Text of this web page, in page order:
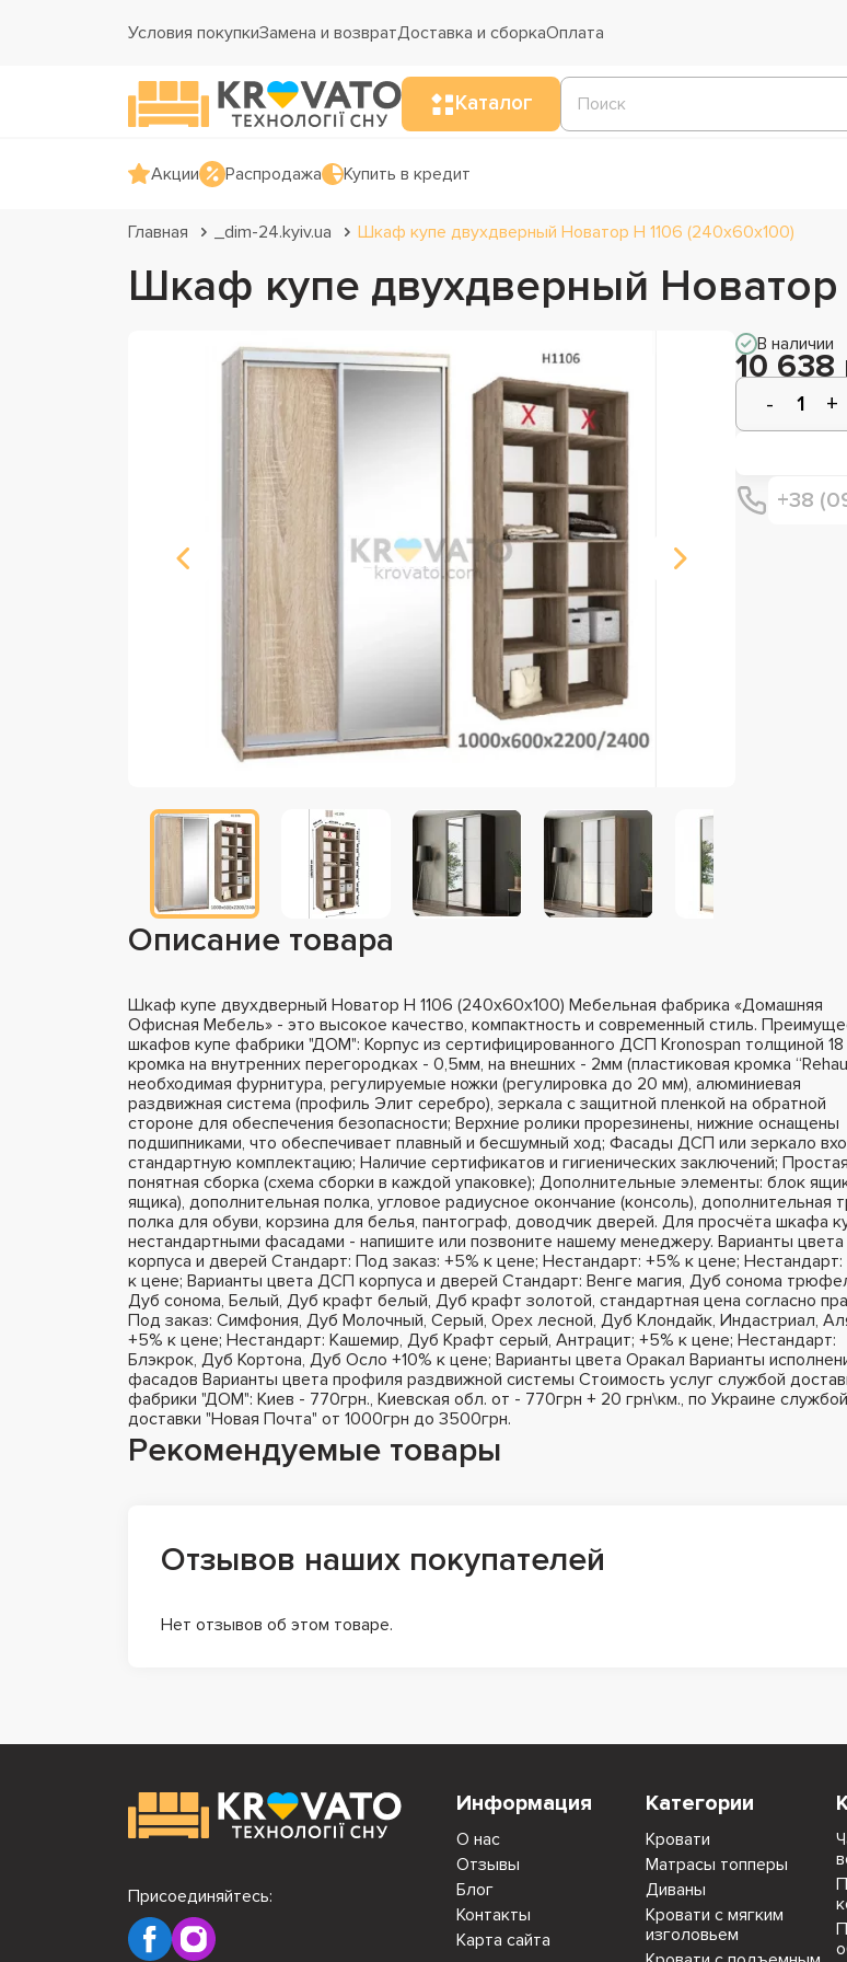
Условия покупкиЗамена и возвратДоставка и сборкаОплата
Каталог
Акции Распродажа Купить в кредит
Главная _dim-24.kyiv.ua Шкаф купе двухдверный Новатор Н 1106 (240х60х100)
Шкаф купе двухдверный Новатор
В наличии
10 638
Описание товара
Шкаф купе двухдверный Новатор Н 1106 (240х60х100) Мебельная фабрика «Домашняя
Офисная Мебель» - это высокое качество, компактность и современный стиль.
шкафов купе фабрики "ДОМ": Корпус из сертифицированного ДСП Kronospan толщиной
кромка на внутренних перегородках - 0,5мм, на внешних - 2мм (пластиковая кромка
необходимая фурнитура, регулируемые ножки (регулировка до 20 мм), алюминиевая
раздвижная система (профиль Элит серебро), зеркала с защитной пленкой на обратной
стороне для обеспечения безопасности; Верхние ролики прорезинены, нижние оснащены
подшипниками, что обеспечивает плавный и бесшумный ход; Фасады ДСП или зеркало
стандартную комплектацию; Наличие сертификатов и гигиенических заключений;
понятная сборка (схема сборки в каждой упаковке); Дополнительные элементы: блок
ящика), дополнительная полка, угловое радиусное окончание (консоль), дополнительная
полка для обуви, корзина для белья, пантограф, доводчик дверей. Для просчёта шкафа
нестандартными фасадами - напишите или позвоните нашему менеджеру. Варианты
корпуса и дверей Стандарт: Под заказ: +5% к цене; Нестандарт: +5% к цене; Нестандарт:
к цене; Варианты цвета ДСП корпуса и дверей Стандарт: Венге магия, Дуб сонома
Дуб сонома, Белый, Дуб крафт белый, Дуб крафт золотой, стандартная цена согласно
Под заказ: Симфония, Дуб Молочный, Серый, Орех лесной, Дуб Клондайк, Индастриал,
+5% к цене; Нестандарт: Кашемир, Дуб Крафт серый, Антрацит; +5% к цене; Нестандарт:
Блэкрок, Дуб Кортона, Дуб Осло +10% к цене; Варианты цвета Оракал Варианты
фасадов Варианты цвета профиля раздвижной системы Стоимость услуг службой
фабрики "ДОМ": Киев - 770грн., Киевская обл. от - 770грн + 20 грн\км., по Украине службой
доставки "Новая Почта" от 1000грн до 3500грн.
Рекомендуемые товары
Отзывов наших покупателей
Нет отзывов об этом товаре.
Информация
О нас
Отзывы
Блог
Контакты
Карта сайта
Категории
Кровати
Матрасы топперы
Диваны
Кровати с мягким
изголовьем
Присоединяйтесь: